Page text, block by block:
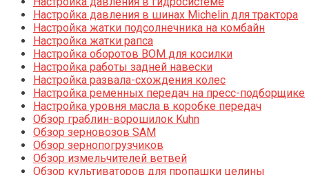
Настройка давления в шинах Michelin для трактора
Настройка жатки подсолнечника на комбайн
Настройка жатки рапса
Настройка оборотов ВОМ для косилки
Настройка работы задней навески
Настройка развала-схождения колес
Настройка ременных передач на пресс-подборщике
Настройка уровня масла в коробке передач
Обзор граблин-ворошилок Kuhn
Обзор зерновозов SAM
Обзор зернопогрузчиков
Обзор измельчителей ветвей
Обзор культиваторов для пропашки целины